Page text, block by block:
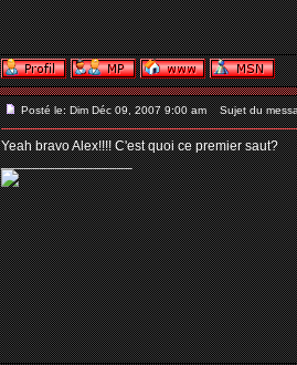
Posté le: Dim Déc 09, 2007 9:00 am Sujet du
Yeah bravo Alex!!!! C'est quoi ce premier saut?
_________________